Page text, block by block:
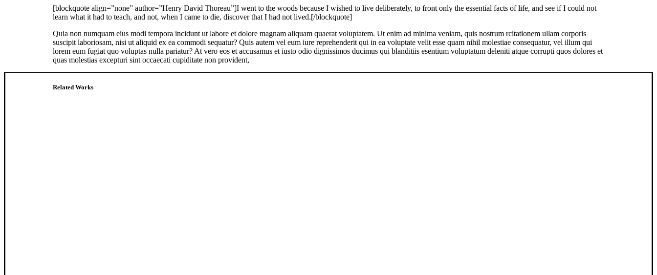
[blockquote align=”none” author=”Henry David Thoreau”]I went to the woods because I wished to live deliberately, to front only the essential facts of life, and see if I could not
learn what it had to teach, and not, when I came to die, discover that I had not lived.[/blockquote]
Quia non numquam eius modi tempora incidunt ut labore et dolore magnam aliquam quaerat voluptatem. Ut enim ad minima veniam, quis nostrum rcitationem ullam corporis
suscipit laboriosam, nisi ut aliquid ex ea commodi sequatur? Quis autem vel eum iure reprehenderit qui in ea voluptate velit esse quam nihil molestiae consequatur, vel illum qui
lorem eum fugiat quo voluptas nulla pariatur? At vero eos et accusamus et iusto odio dignissimos ducimus qui blanditiis esentium voluptatum deleniti atque corrupti quos dolores et
quas molestias excepturi sint occaecati cupiditate non provident,
Related Works